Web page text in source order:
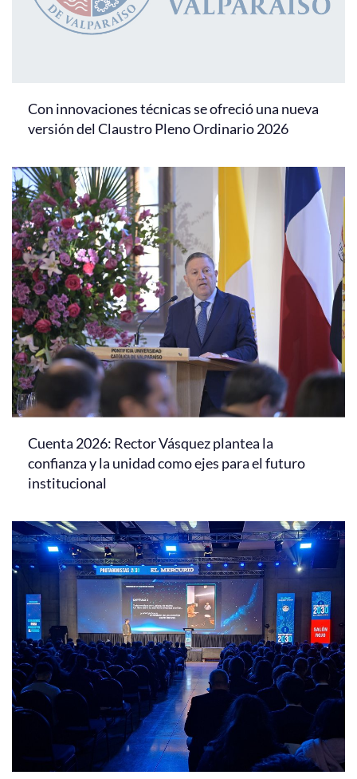
Con innovaciones técnicas se ofreció una nueva
versión del Claustro Pleno Ordinario 2026
Cuenta 2026: Rector Vásquez plantea la
confianza y la unidad como ejes para el futuro
institucional